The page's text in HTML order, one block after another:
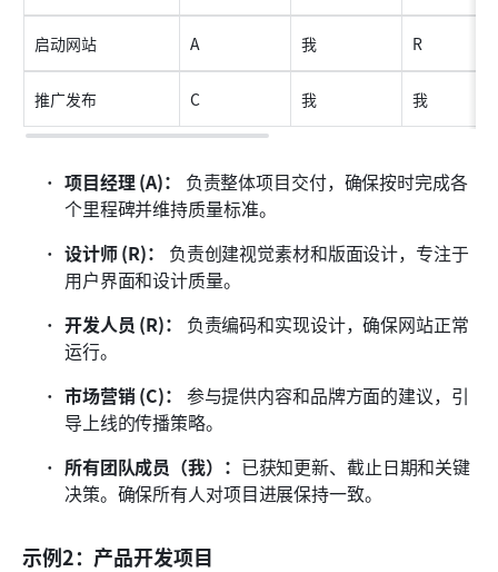
启动网站 A 我 R
推广发布 C 我 我
项目经理 (A)：
负责整体项目交付，确保按时完成各
个里程碑并维持质量标准。
设计师 (R)：
负责创建视觉素材和版面设计，专注于
用户界面和设计质量。
开发人员 (R)：
负责编码和实现设计，确保网站正常
运行。
市场营销 (C)： 参与提供内容和品牌方面的建议，引
导上线的传播策略。
所有团队成员（我）： 已获知更新、截止日期和关键
决策。确保所有人对项目进展保持一致。
示例2：产品开发项目